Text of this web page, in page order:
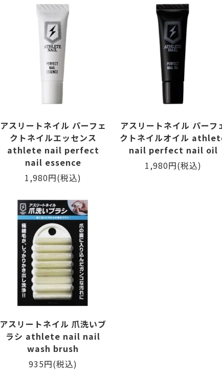
アスリートネイル パーフェ
クトネイルエッセンス
athlete nail perfect
nail essence
1,980円(税込)
アスリートネイル パーフ
クトネイルオイル
nail perfect nail oil
1,980円(税込)
アスリートネイル 爪洗いブ
ラシ athlete nail nail
wash brush
935円(税込)